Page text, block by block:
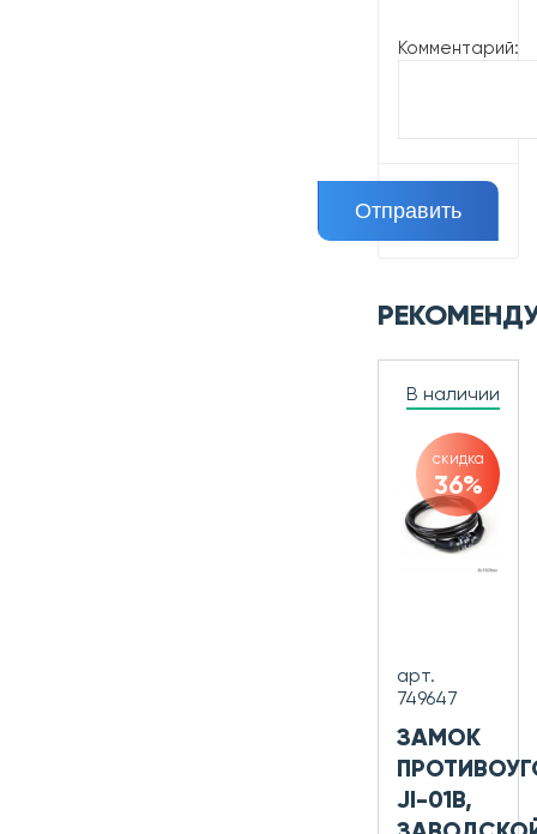
Комментарий:
В наличии
скидка
36%
арт.
749647
ЗАМОК
JI-01B,